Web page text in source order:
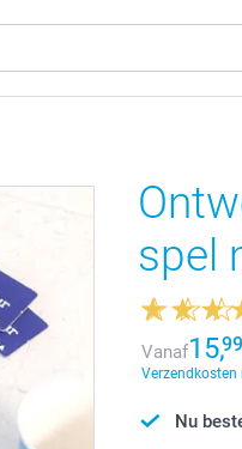
spel
Vanaf15,99
Verzendkosten
Nu